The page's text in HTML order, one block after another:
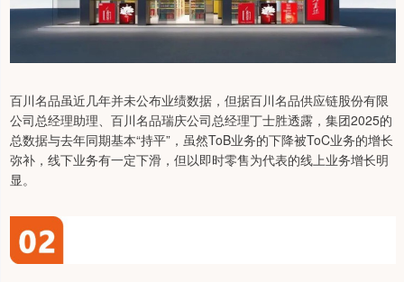
百川名品虽近几年并未公布业绩数据，但据百川名品供应链股份有限
公司总经理助理、百川名品瑞庆公司总经理丁士胜透露，集团2025的
总数据与去年同期基本“持平”，虽然ToB业务的下降被ToC业务的增长
弥补，线下业务有一定下滑，但以即时零售为代表的线上业务增长明
显。